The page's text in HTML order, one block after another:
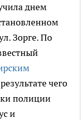
днем
Зорге. По
чего
полиции
и